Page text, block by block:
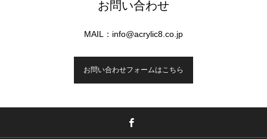
お問い合わせ
MAIL：info@acrylic8.co.jp
お問い合わせフォームはこちら